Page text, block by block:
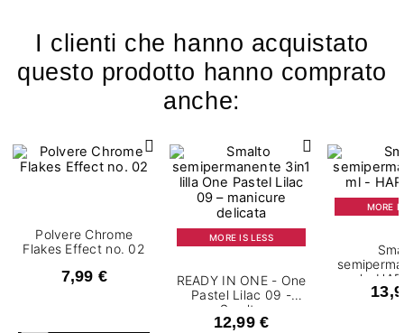
I clienti che hanno acquistato
questo prodotto hanno comprato
anche:
Polvere Chrome
Flakes Effect no. 02
7,99 €
MORE IS LESS
READY IN ONE - One
Pastel Lilac 09 -
Smalto
semipermanente 7,2
12,99 €
MORE
ml -